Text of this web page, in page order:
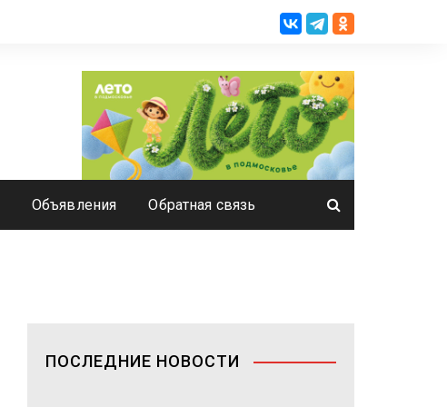
Объявления Обратная связь
ПОСЛЕДНИЕ НОВОСТИ